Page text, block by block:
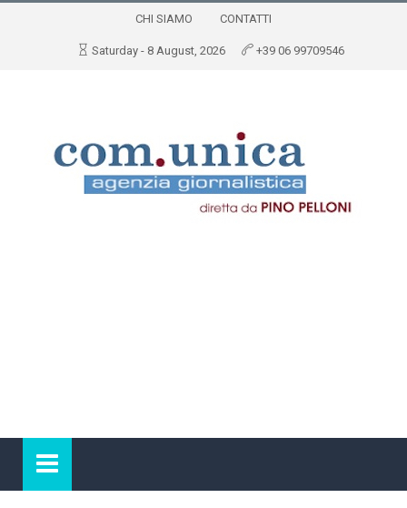
CHI SIAMO CONTATTI
Saturday - 8 August, 2026 +39 06 99709546